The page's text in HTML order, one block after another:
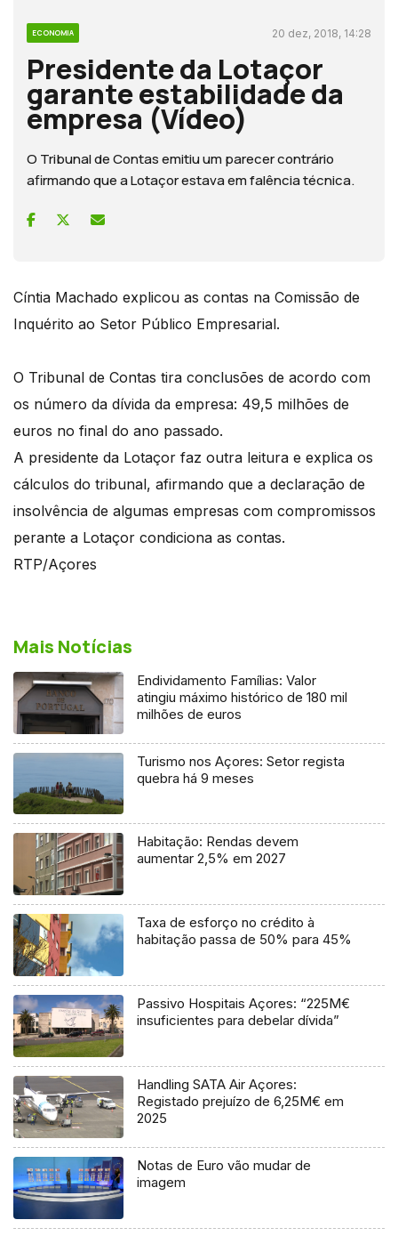
ECONOMIA 20 dez, 2018, 14:28
Presidente da Lotaçor
garante estabilidade da
empresa (Vídeo)
O Tribunal de Contas emitiu um parecer contrário
afirmando que a Lotaçor estava em falência técnica.
Cíntia Machado explicou as contas na Comissão de
Inquérito ao Setor Público Empresarial.
O Tribunal de Contas tira conclusões de acordo com
os número da dívida da empresa: 49,5 milhões de
euros no final do ano passado.
A presidente da Lotaçor faz outra leitura e explica os
cálculos do tribunal, afirmando que a declaração de
insolvência de algumas empresas com compromissos
perante a Lotaçor condiciona as contas.
RTP/Açores
Mais Notícias
Endividamento Famílias: Valor
atingiu máximo histórico de 180 mil
milhões de euros
Turismo nos Açores: Setor regista
quebra há 9 meses
Habitação: Rendas devem
aumentar 2,5% em 2027
Taxa de esforço no crédito à
habitação passa de 50% para 45%
Passivo Hospitais Açores: “225M€
insuficientes para debelar dívida”
Handling SATA Air Açores:
Registado prejuízo de 6,25M€ em
2025
Notas de Euro vão mudar de
imagem